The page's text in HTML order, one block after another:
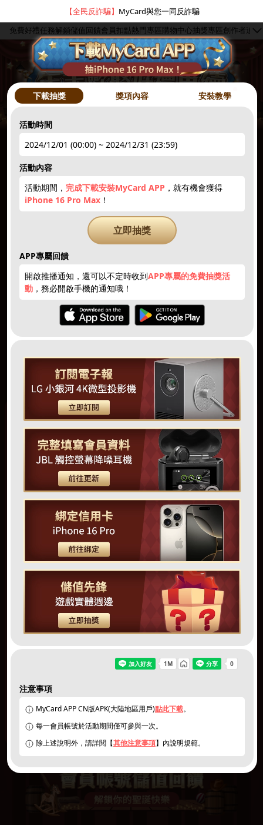
【全民反詐騙】 MyCard與您一同反詐騙
●
簽到禮1 註冊領點數 下載APP 限量50點 抽10000點
hot
5~3000點
hot
抽iPhone
new new
免費好禮任務解鎖儲值回饋會員扣點熱門專區購物中心抽獎專區 創作者追
下載抽獎 獎項內容 安裝教學
活動時間
2024/12/01 (00:00) ~ 2024/12/31 (23:59)
活動內容
活動期間， 完成下載安裝MyCard APP ，就有機會獲得
iPhone 16 Pro Max ！
立即抽獎
APP專屬回饋
開啟推播通知，還可以不定時收到APP專屬的免費抽獎活
動 ，務必開啟手機的通知哦！
注意事項
MyCard APP CN版APK(大陸地區用戶)點此下載。
每一會員帳號於活動期間僅可參與一次。
除上述說明外，請詳閱【其他注意事項】內說明規範。